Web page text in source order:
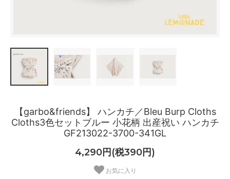
【garbo&friends】 ハンカチ／Bleu Burp Cloths
Cloths3色セットブルー 小花柄 出産祝い ハンカチ
GF213022-3700-341GL
4,290円(税390円)
お気に入り